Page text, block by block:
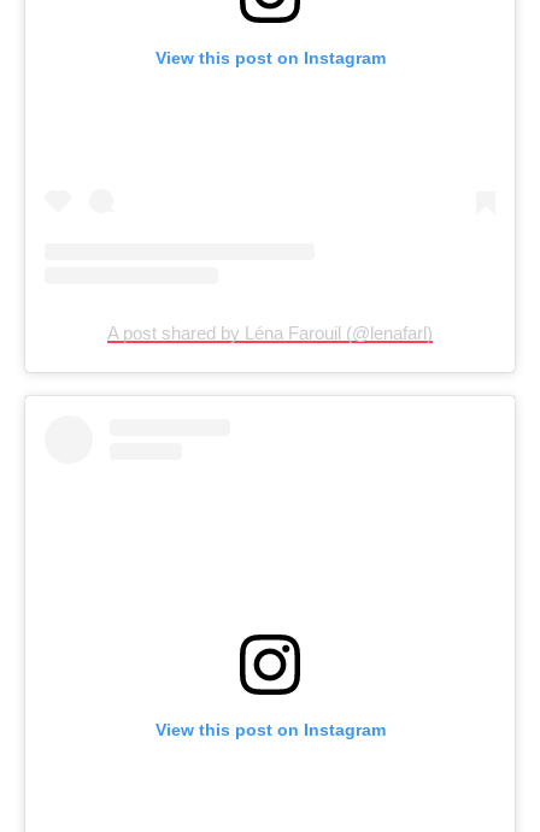
View this post on Instagram
A post shared by Léna Farouil (@lenafarl)
View this post on Instagram